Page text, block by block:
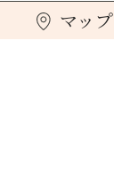
マップ